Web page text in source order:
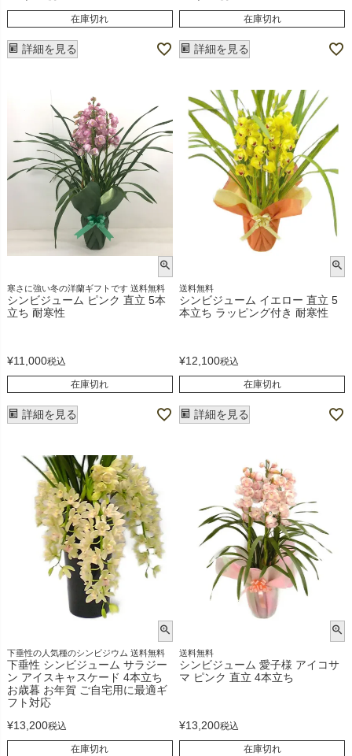
在庫切れ
詳細を見る
在庫切れ
詳細を見る
寒さに強い冬の洋蘭ギフトです 送料無料
シンビジューム ピンク 直立 5本
立ち 耐寒性
¥11,000税込
在庫切れ
詳細を見る
送料無料
シンビジューム イエロー 直立 5
本立ち ラッピング付き 耐寒性
¥12,100税込
在庫切れ
詳細を見る
下垂性の人気種のシンビジウム 送料無料
下垂性 シンビジューム サラジー
ン アイスキャスケード 4本立ち
お歳暮 お年賀 ご自宅用に最適ギ
フト対応
¥13,200税込
在庫切れ
送料無料
シンビジューム 愛子様 アイコサ
マ ピンク 直立 4本立ち
¥13,200税込
在庫切れ